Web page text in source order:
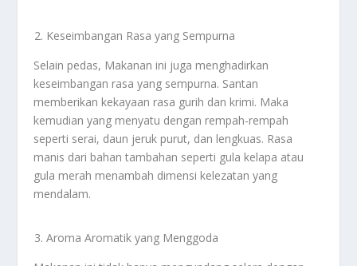
Keseimbangan Rasa yang Sempurna
Selain pedas, Makanan ini juga menghadirkan
keseimbangan rasa yang sempurna. Santan
memberikan kekayaan rasa gurih dan krimi. Maka
kemudian yang menyatu dengan rempah-rempah
seperti serai, daun jeruk purut, dan lengkuas. Rasa
manis dari bahan tambahan seperti gula kelapa atau
gula merah menambah dimensi kelezatan yang
mendalam.
Aroma Aromatik yang Menggoda